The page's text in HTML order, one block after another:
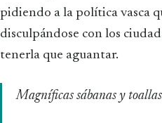
pidiendo a la política vasca
disculpándose con los
tenerla que aguantar.
Magníficas sábanas y